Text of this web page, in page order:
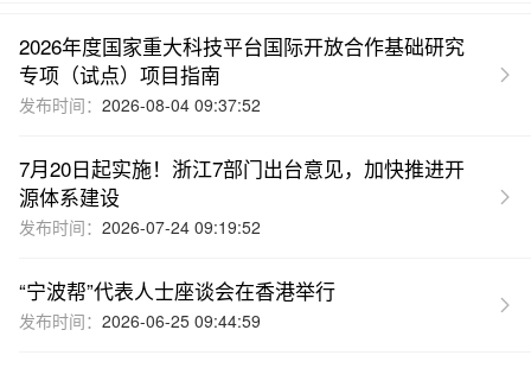
2026年度国家重大科技平台国际开放合作基础研究
专项（试点）项目指南
发布时间： 2026-08-04 09:37:52
7月20日起实施！浙江7部门出台意见，加快推进开
源体系建设
发布时间： 2026-07-24 09:19:52
“宁波帮”代表人士座谈会在香港举行
发布时间： 2026-06-25 09:44:59